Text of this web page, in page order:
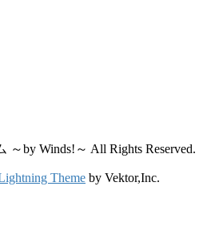
by Winds!～ All Rights Reserved.
Theme by Vektor,Inc.